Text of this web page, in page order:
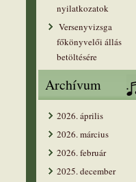
nyilatkozatok
Versenyvizsga
főkönyvelői állás
betöltésére
Archívum
2026. április
2026. március
2026. február
2025. december